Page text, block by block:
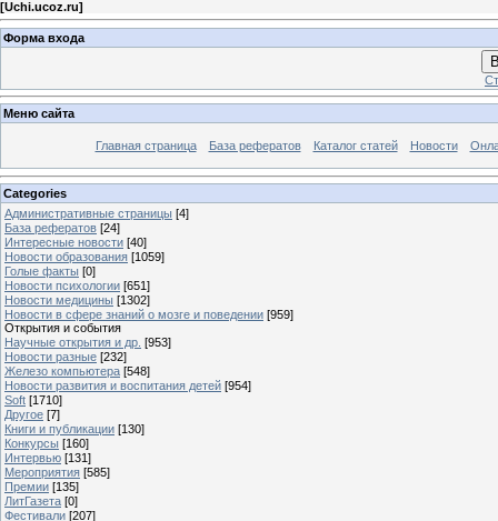
[Uchi.ucoz.ru]
Форма входа
Меню сайта
Главная страница База рефератов Каталог статей Новости
Categories
Административные страницы [4]
База рефератов [24]
Интересные новости [40]
Новости образования [1059]
Голые факты [0]
Новости психологии [651]
Новости медицины [1302]
Новости в сфере знаний о мозге и поведении [959]
Открытия и события
Научные открытия и др. [953]
Новости разные [232]
Железо компьютера [548]
Новости развития и воспитания детей [954]
Soft [1710]
Другое [7]
Книги и публикации [130]
Конкурсы [160]
Интервью [131]
Мероприятия [585]
Премии [135]
ЛитГазета [0]
Фестивали [207]